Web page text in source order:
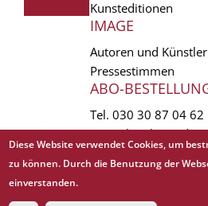
Kunsteditionen
IMAGE
Autoren und
Pressestimmen
ABO-
Tel. 030 30 87 04 62
vertrieb(at)lettre.de
Copyright © 1988 - 2026 Lettre
EXTRA
Diese Website verwendet Cookies, um
zu können. Durch die Benutzung der
einverstanden.